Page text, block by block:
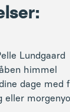
Lundgaard
åben himmel
dage med
eller